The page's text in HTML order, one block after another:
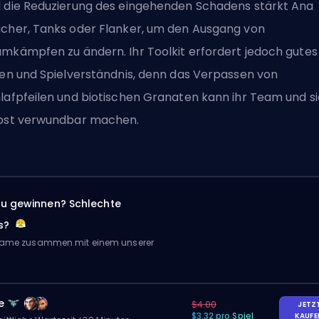
die Reduzierung des eingehenden Schadens stärkt Ana
Tanks oder Flanker, um den Ausgang von
zu ändern. Ihr Toolkit erfordert jedoch gutes
und Spielverständnis, denn das Verpassen von
und biotischen Granaten kann ihr Team und
verwundbar machen.
gewinnen? Schlechte
zusammen mit einem unserer
$4.00
$3.32 pro Spiel